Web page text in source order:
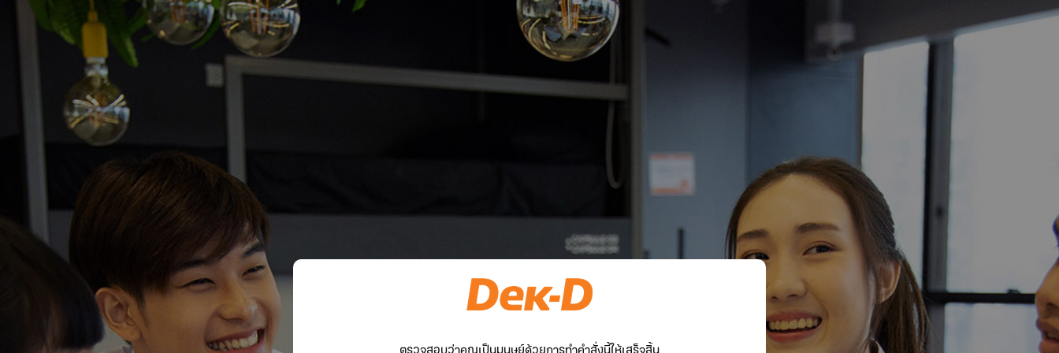
ตรวจสอบว่าคุณเป็นมนุษย์ด้วยการทำคำสั่งนี้ให้เสร็จสิ้น